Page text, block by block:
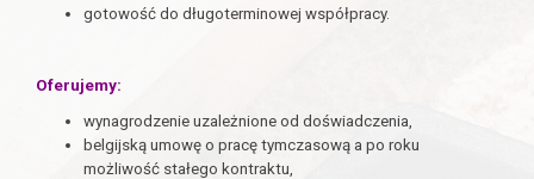
gotowość do długoterminowej współpracy.
Oferujemy:
wynagrodzenie uzależnione od doświadczenia,
belgijską umowę o pracę tymczasową a po roku
możliwość stałego kontraktu,